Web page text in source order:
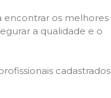
encontrar os melhores
a qualidade e o
cadastrados